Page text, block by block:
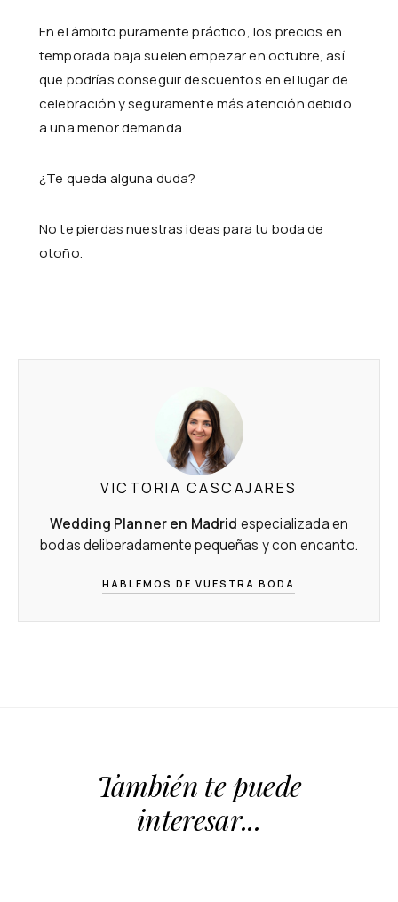
En el ámbito puramente práctico, los precios en
temporada baja suelen empezar en octubre, así
que podrías conseguir descuentos en el lugar de
celebración y seguramente más atención debido
a una menor demanda.
¿Te queda alguna duda?
No te pierdas nuestras ideas para tu boda de
otoño.
VICTORIA CASCAJARES
Wedding Planner en Madrid especializada en
bodas deliberadamente pequeñas y con encanto.
HABLEMOS DE VUESTRA BODA
También te puede
interesar...